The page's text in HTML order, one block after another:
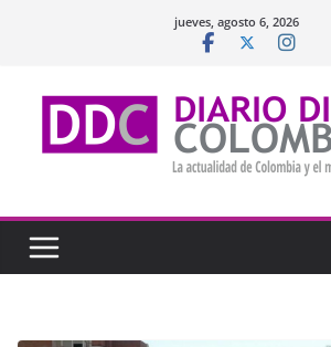
jueves, agosto 6, 2026